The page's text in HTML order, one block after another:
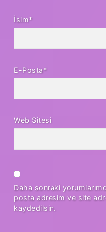
İsim*
E-Posta*
Web Sitesi
Daha sonraki
posta adresim ve site
kaydedilsin.